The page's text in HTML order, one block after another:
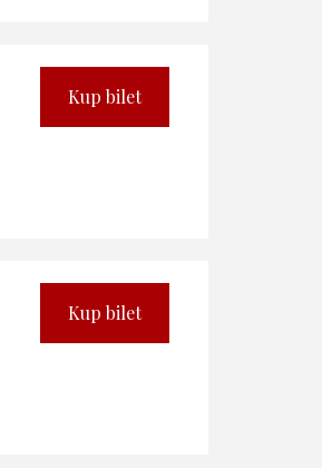
Kup bilet
Kup bilet